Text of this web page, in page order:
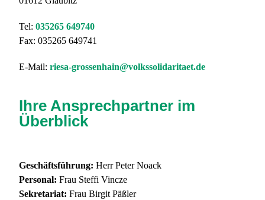
Tel: 035265 649740
Fax: 035265 649741
E-Mail: riesa-grossenhain@volkssolidaritaet.de
Ihre Ansprechpartner im
Überblick
Geschäftsführung: Herr Peter Noack
Personal: Frau Steffi Vincze
Sekretariat: Frau Birgit Päßler